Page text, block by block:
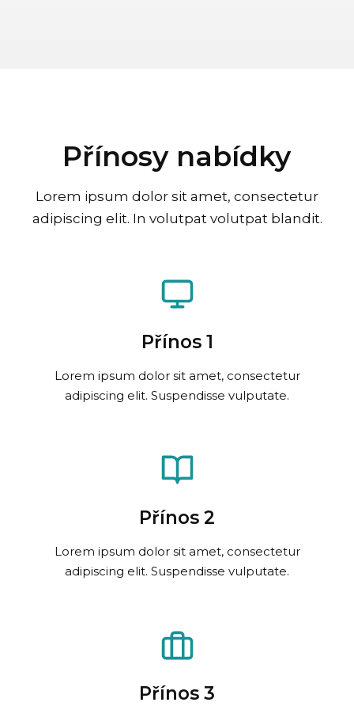
Přínosy nabídky
Lorem ipsum dolor sit amet, consectetur
adipiscing elit. In volutpat volutpat blandit.
Přínos 1
Lorem ipsum dolor sit amet, consectetur
adipiscing elit. Suspendisse vulputate.
Přínos 2
Lorem ipsum dolor sit amet, consectetur
adipiscing elit. Suspendisse vulputate.
Přínos 3